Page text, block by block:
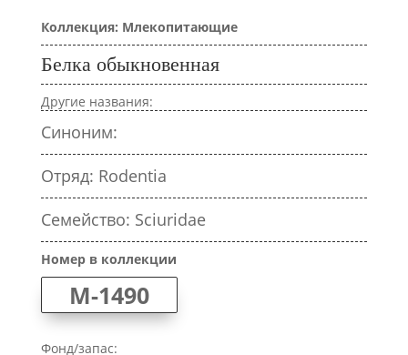
Коллекция: Млекопитающие
Белка обыкновенная
Другие названия:
Синоним:
Отряд: Rodentia
Семейство: Sciuridae
Номер в коллекции
M-1490
Фонд/запас: